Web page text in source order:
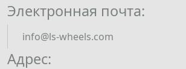
Адрес:
Электронная почта:
info@ls-wheels.com